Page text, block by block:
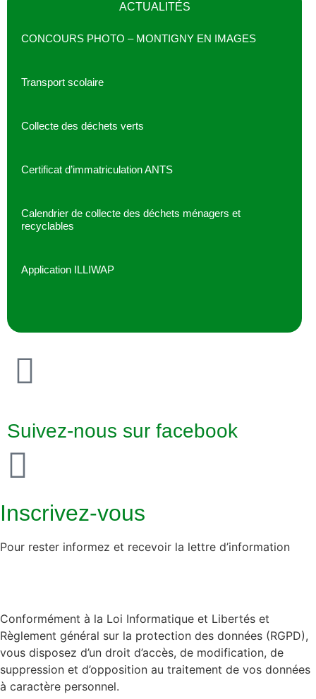
ACTUALITÉS
CONCOURS PHOTO – MONTIGNY EN IMAGES
Transport scolaire
Collecte des déchets verts
Certificat d’immatriculation ANTS
Calendrier de collecte des déchets ménagers et
recyclables
Application ILLIWAP
Suivez-nous sur facebook
Inscrivez-vous
Pour rester informez et recevoir la lettre d’information
Conformément à la Loi Informatique et Libertés et
Règlement général sur la protection des données (RGPD),
vous disposez d’un droit d’accès, de modification, de
suppression et d’opposition au traitement de vos données
à caractère personnel.